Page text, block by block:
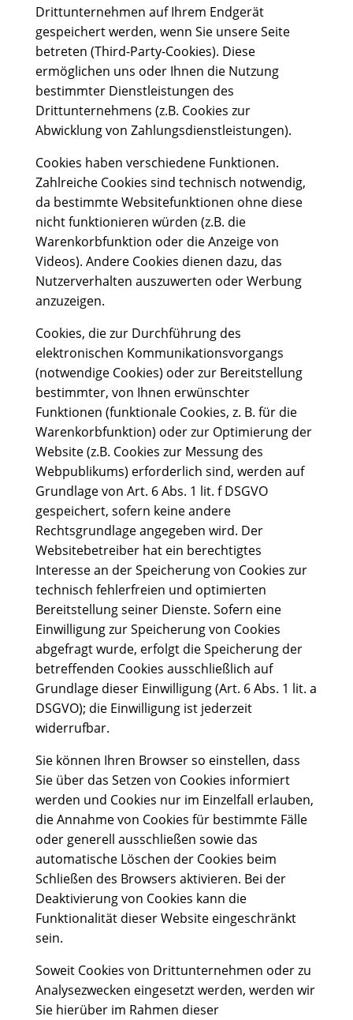
Drittunternehmen auf Ihrem Endgerät
gespeichert werden, wenn Sie unsere Seite
betreten (Third-Party-Cookies). Diese
ermöglichen uns oder Ihnen die Nutzung
bestimmter Dienstleistungen des
Drittunternehmens (z.B. Cookies zur
Abwicklung von Zahlungsdienstleistungen).
Cookies haben verschiedene Funktionen.
Zahlreiche Cookies sind technisch notwendig,
da bestimmte Websitefunktionen ohne diese
nicht funktionieren würden (z.B. die
Warenkorbfunktion oder die Anzeige von
Videos). Andere Cookies dienen dazu, das
Nutzerverhalten auszuwerten oder Werbung
anzuzeigen.
Cookies, die zur Durchführung des
elektronischen Kommunikationsvorgangs
(notwendige Cookies) oder zur Bereitstellung
bestimmter, von Ihnen erwünschter
Funktionen (funktionale Cookies, z. B. für die
Warenkorbfunktion) oder zur Optimierung der
Website (z.B. Cookies zur Messung des
Webpublikums) erforderlich sind, werden auf
Grundlage von Art. 6 Abs. 1 lit. f DSGVO
gespeichert, sofern keine andere
Rechtsgrundlage angegeben wird. Der
Websitebetreiber hat ein berechtigtes
Interesse an der Speicherung von Cookies zur
technisch fehlerfreien und optimierten
Bereitstellung seiner Dienste. Sofern eine
Einwilligung zur Speicherung von Cookies
abgefragt wurde, erfolgt die Speicherung der
betreffenden Cookies ausschließlich auf
Grundlage dieser Einwilligung (Art. 6 Abs. 1 lit. a
DSGVO); die Einwilligung ist jederzeit
widerrufbar.
Sie können Ihren Browser so einstellen, dass
Sie über das Setzen von Cookies informiert
werden und Cookies nur im Einzelfall erlauben,
die Annahme von Cookies für bestimmte Fälle
oder generell ausschließen sowie das
automatische Löschen der Cookies beim
Schließen des Browsers aktivieren. Bei der
Deaktivierung von Cookies kann die
Funktionalität dieser Website eingeschränkt
sein.
Soweit Cookies von Drittunternehmen oder zu
Analysezwecken eingesetzt werden, werden wir
Sie hierüber im Rahmen dieser